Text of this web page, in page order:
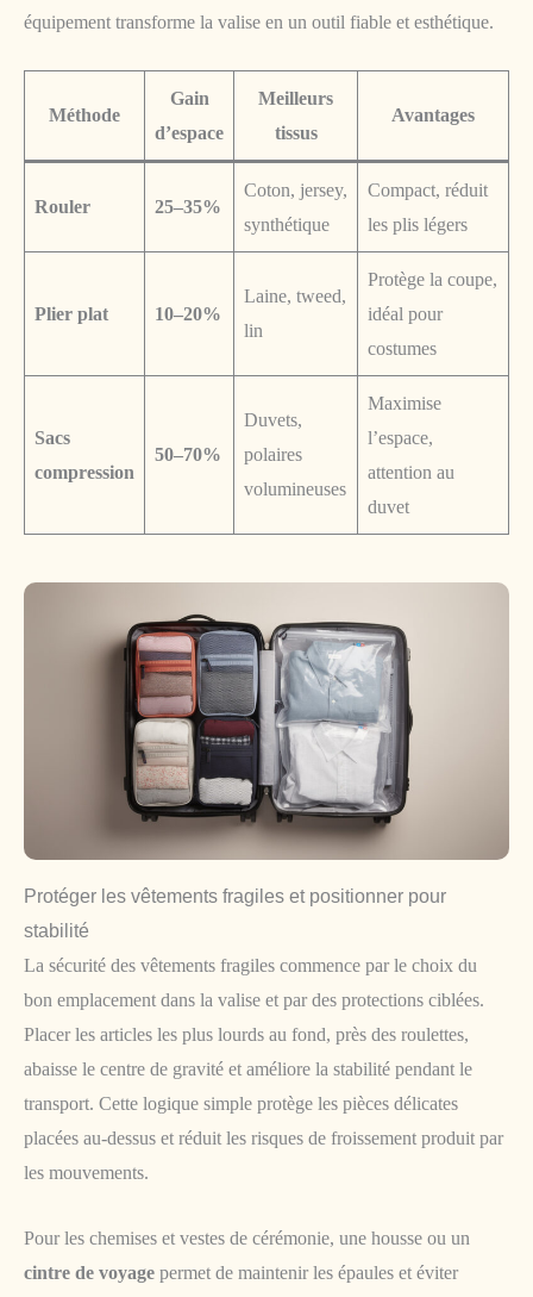
équipement transforme la valise en un outil fiable et esthétique.
Méthode
Gain
d’espace
Meilleurs
tissus
Avantages
Rouler 25–35%
Coton, jersey,
synthétique
Compact, réduit
les plis légers
Plier plat 10–20%
Laine, tweed,
lin
Protège la coupe,
idéal pour
costumes
Sacs
compression
50–70%
Duvets,
polaires
volumineuses
Maximise
l’espace,
attention au
duvet
Protéger les vêtements fragiles et positionner pour
stabilité
La sécurité des vêtements fragiles commence par le choix du
bon emplacement dans la valise et par des protections ciblées.
Placer les articles les plus lourds au fond, près des roulettes,
abaisse le centre de gravité et améliore la stabilité pendant le
transport. Cette logique simple protège les pièces délicates
placées au-dessus et réduit les risques de froissement produit par
les mouvements.
Pour les chemises et vestes de cérémonie, une housse ou un
cintre de voyage permet de maintenir les épaules et éviter